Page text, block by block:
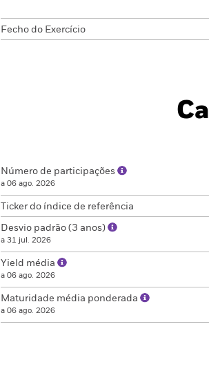
Fecho do Exercício
Número de participações
a 06 ago. 2026
Ticker do índice de referência
Desvio padrão (3 anos)
a 31 jul. 2026
Yield média
a 06 ago. 2026
Maturidade média ponderada
a 06 ago. 2026